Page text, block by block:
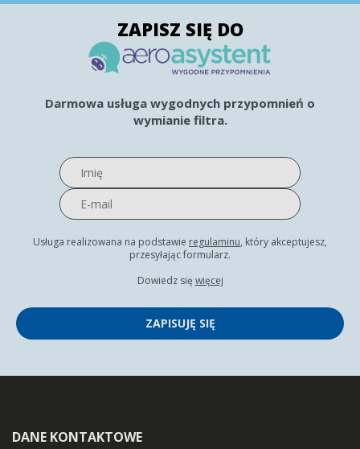
ZAPISZ SIĘ DO
Darmowa usługa wygodnych przypomnień o
wymianie filtra.
Usługa realizowana na podstawie regulaminu, który akceptujesz,
przesyłając formularz.
Dowiedz się więcej
ZAPISUJĘ SIĘ
DANE KONTAKTOWE